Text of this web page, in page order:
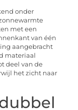
onder
met een
van één
aangebracht
materiaal
deel van de
het zicht naar